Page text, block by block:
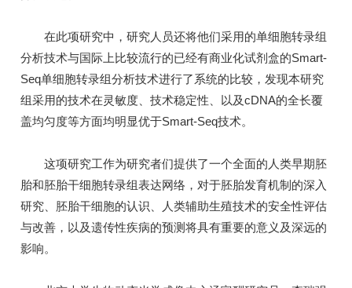
在此项研究中，研究人员还将他们采用的单细胞转录组
分析技术与国际上比较流行的已经有商业化试剂盒的Smart-
Seq单细胞转录组分析技术进行了系统的比较，发现本研究
组采用的技术在灵敏度、技术稳定性、以及cDNA的全长覆
盖均匀度等方面均明显优于Smart-Seq技术。
这项研究工作为研究者们提供了一个全面的人类早期胚
胎和胚胎干细胞转录组表达网络，对于胚胎发育机制的深入
研究、胚胎干细胞的认识、人类辅助生殖技术的安全性评估
与改善，以及遗传性疾病的预测将具有重要的意义及深远的
影响。